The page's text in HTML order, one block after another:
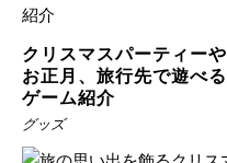
クリスマスパーティーや
お正月、旅行先で遊べる
ゲーム紹介
グッズ